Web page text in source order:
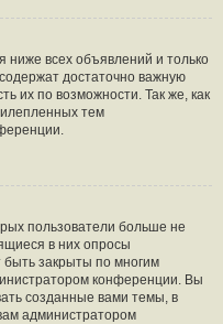
всех объявлений и только
достаточно важную
их по возможности. Так же, как
тем
пользователи больше не
в них опросы
быть закрыты по многим
конференции. Вы
созданные вами темы, в
администратором